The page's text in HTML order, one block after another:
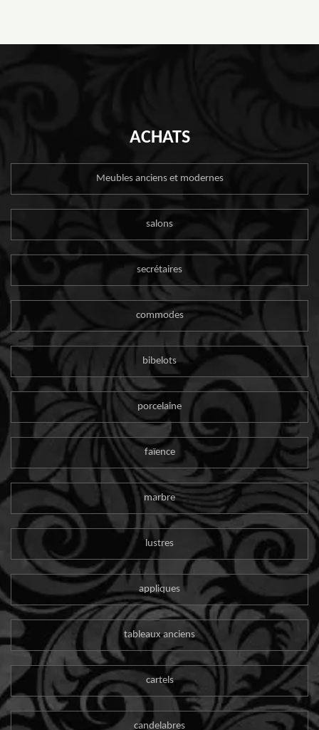
ACHATS
Meubles anciens et modernes
salons
secrétaires
commodes
bibelots
porcelaine
faïence
marbre
lustres
appliques
tableaux anciens
cartels
candelabres